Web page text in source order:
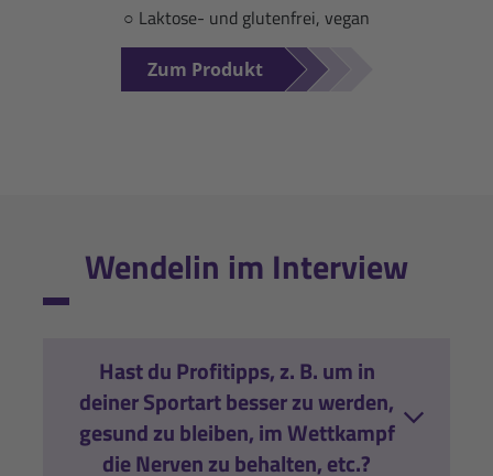
○ Laktose- und glutenfrei, vegan
Zum Produkt
Wendelin im Interview
Hast du Profitipps, z. B. um in
deiner Sportart besser zu werden,
gesund zu bleiben, im Wettkampf
die Nerven zu behalten, etc.?